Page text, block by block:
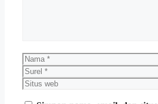
Nama
Surel
Situs
web